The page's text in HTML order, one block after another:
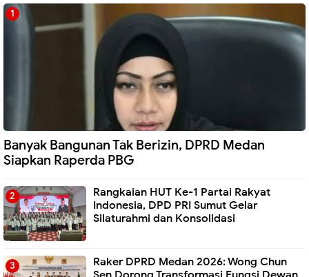
Banyak Bangunan Tak Berizin, DPRD Medan
Siapkan Raperda PBG
Rangkaian HUT Ke-1 Partai Rakyat
Indonesia, DPD PRI Sumut Gelar
Silaturahmi dan Konsolidasi
Raker DPRD Medan 2026: Wong Chun